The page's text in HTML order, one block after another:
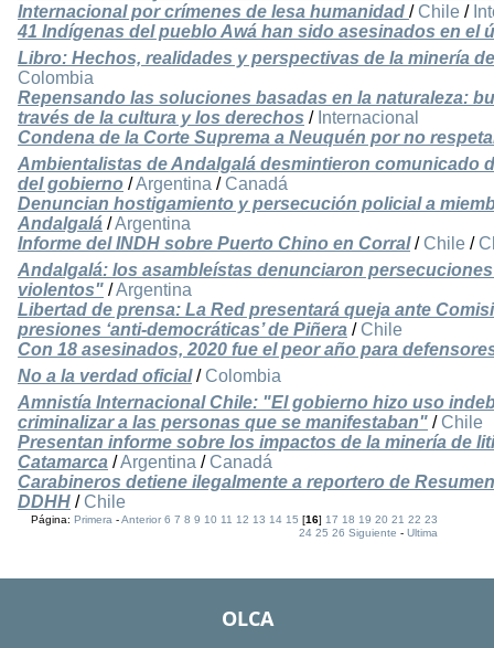
Internacional por crímenes de lesa humanidad / Chile /
41 Indígenas del pueblo Awá han sido asesinados en el
Libro: Hechos, realidades y perspectivas de la minería
Colombia
Repensando las soluciones basadas en la naturaleza:
través de la cultura y los derechos / Internacional
Condena de la Corte Suprema a Neuquén por no
Ambientalistas de Andalgalá desmintieron comunicado
del gobierno /Argentina / Canadá
Denuncian hostigamiento y persecución policial a
Andalgalá /Argentina
Informe del INDH sobre Puerto Chino en Corral/ Chile /
Andalgalá: los asambleístas denunciaron
violentos" /Argentina
Libertad de prensa: La Red presentará queja ante
presiones ‘anti-democráticas’ de Piñera / Chile
Con 18 asesinados, 2020 fue el peor año para
No a la verdad oficial/ Colombia
Amnistía Internacional Chile: "El gobierno hizo uso
criminalizar a las personas que se manifestaban" / Chile
Presentan informe sobre los impactos de la minería de
Catamarca /Argentina / Canadá
Carabineros detiene ilegalmente a reportero de
DDHH / Chile
Página:Primera -Anterior 6 7 8 9 10 11 12 13 14 15 [16]17 18 19 20 21 22 23
24 25 26 Siguiente -Ultima
OLCA